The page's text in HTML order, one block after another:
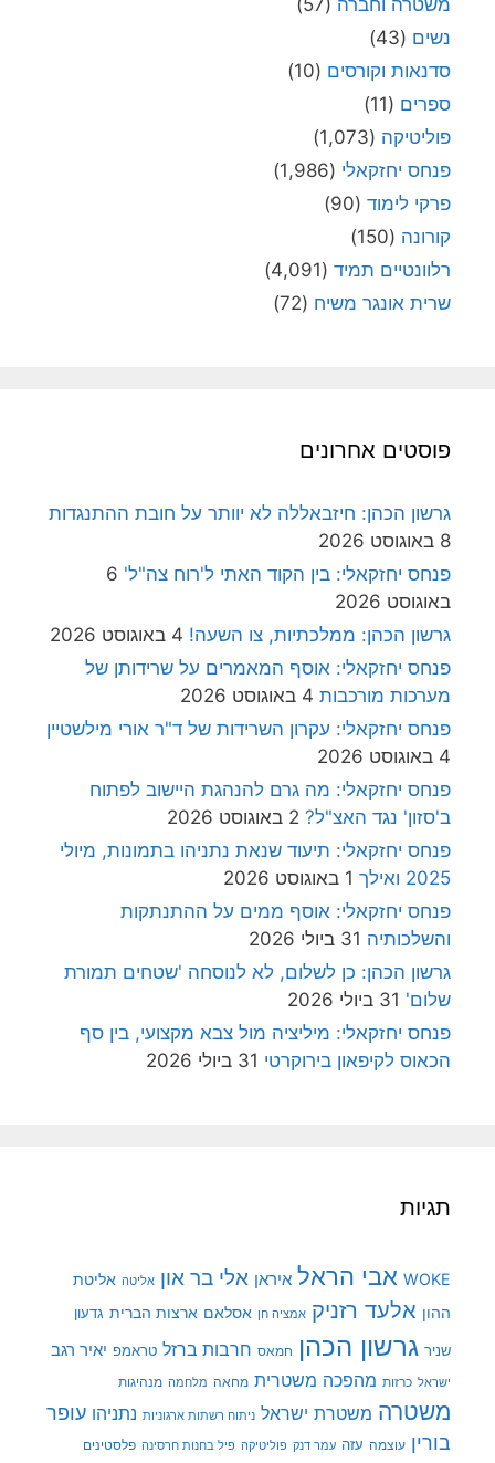
משטרה וחברה (57)
נשים (43)
סדנאות וקורסים (10)
ספרים (11)
פוליטיקה (1,073)
פנחס יחזקאלי (1,986)
פרקי לימוד (90)
קורונה (150)
רלוונטיים תמיד (4,091)
שרית אונגר משיח (72)
פוסטים אחרונים
גרשון הכהן: חיזבאללה לא יוותר על חובת ההתנגדות
8 באוגוסט 2026
פנחס יחזקאלי: בין הקוד האתי ל'רוח צה"ל' 6
באוגוסט 2026
גרשון הכהן: ממלכתיות, צו השעה! 4 באוגוסט 2026
פנחס יחזקאלי: אוסף המאמרים על שרידותן של
מערכות מורכבות 4 באוגוסט 2026
פנחס יחזקאלי: עקרון השרידות של ד"ר אורי מילשטיין
4 באוגוסט 2026
פנחס יחזקאלי: מה גרם להנהגת היישוב לפתוח
ב'סזון' נגד האצ"ל? 2 באוגוסט 2026
פנחס יחזקאלי: תיעוד שנאת נתניהו בתמונות, מיולי
2025 ואילך
1 באוגוסט 2026
פנחס יחזקאלי: אוסף ממים על ההתנתקות
והשלכותיה 31 ביולי 2026
גרשון הכהן: כן לשלום, לא לנוסחה 'שטחים תמורת
שלום' 31 ביולי 2026
פנחס יחזקאלי: מיליציה מול צבא מקצועי, בין סף
הכאוס לקיפאון בירוקרטי 31 ביולי 2026
תגיות
WOKE אבי הראל איראן אלי בר און אליטה אליטת
ההון אלעד רזניק אמציה חן אסלאם ארצות הברית גדעון
שניר גרשון הכהן חמאס חרבות ברזל טראמפ יאיר רגב
ישראל כרזות מהפכה משטרית מחאה מלחמה מנהיגות
משטרה משטרת ישראל ניתוח רשתות ארגוניות נתניהו עופר
בורין עוצמה עזה עמר דנק פוליטיקה פיל בחנות חרסינה פלסטינים